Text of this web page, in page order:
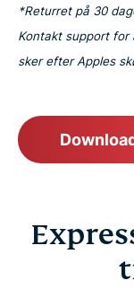
*Returret på 30
Kontakt support for
sker efter Apples